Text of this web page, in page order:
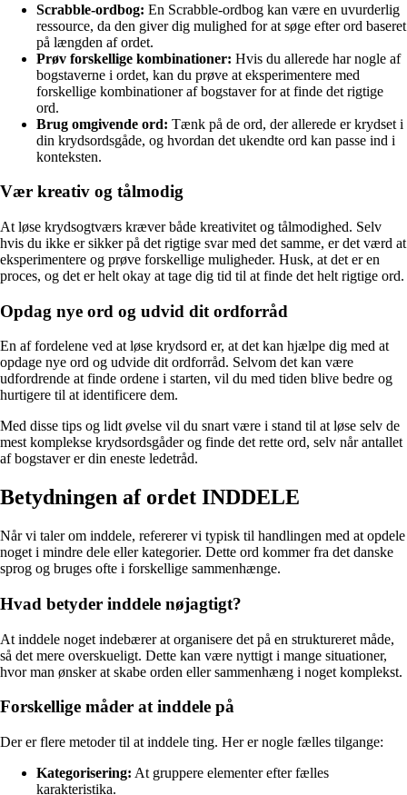
Scrabble-ordbog: En Scrabble-ordbog kan være en uvurderlig
ressource, da den giver dig mulighed for at søge efter ord baseret
på længden af ordet.
Prøv forskellige kombinationer: Hvis du allerede har nogle af
bogstaverne i ordet, kan du prøve at eksperimentere med
forskellige kombinationer af bogstaver for at finde det rigtige
ord.
Brug omgivende ord: Tænk på de ord, der allerede er krydset i
din krydsordsgåde, og hvordan det ukendte ord kan passe ind i
konteksten.
Vær kreativ og tålmodig
At løse krydsogtværs kræver både kreativitet og tålmodighed. Selv
hvis du ikke er sikker på det rigtige svar med det samme, er det værd at
eksperimentere og prøve forskellige muligheder. Husk, at det er en
proces, og det er helt okay at tage dig tid til at finde det helt rigtige ord.
Opdag nye ord og udvid dit ordforråd
En af fordelene ved at løse krydsord er, at det kan hjælpe dig med at
opdage nye ord og udvide dit ordforråd. Selvom det kan være
udfordrende at finde ordene i starten, vil du med tiden blive bedre og
hurtigere til at identificere dem.
Med disse tips og lidt øvelse vil du snart være i stand til at løse selv de
mest komplekse krydsordsgåder og finde det rette ord, selv når antallet
af bogstaver er din eneste ledetråd.
Betydningen af ordet INDDELE
Når vi taler om inddele, refererer vi typisk til handlingen med at opdele
noget i mindre dele eller kategorier. Dette ord kommer fra det danske
sprog og bruges ofte i forskellige sammenhænge.
Hvad betyder inddele nøjagtigt?
At inddele noget indebærer at organisere det på en struktureret måde,
så det mere overskueligt. Dette kan være nyttigt i mange situationer,
hvor man ønsker at skabe orden eller sammenhæng i noget komplekst.
Forskellige måder at inddele på
Der er flere metoder til at inddele ting. Her er nogle fælles tilgange:
Kategorisering: At gruppere elementer efter fælles
karakteristika.